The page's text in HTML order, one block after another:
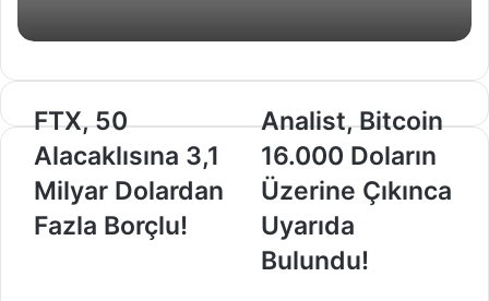
FTX,
Alacaklısına
3,1
Milyar
Dolardan
FTX, 50
Alacaklısına 3,1
Milyar Dolardan
Fazla Borçlu!
Analist,
Bitcoin
16.000
Doların
Üzerine
Çıkınca
Uyarıda
Bulundu!
Analist, Bitcoin
16.000 Doların
Üzerine Çıkınca
Uyarıda
Bulundu!